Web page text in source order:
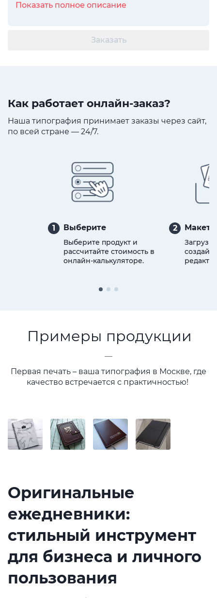
Показать полное описание
Заказать
Как работает онлайн-заказ?
Наша типография принимает заказы через сайт,
по всей стране — 24/7.
1 Выберите
Выберите продукт и
рассчитайте стоимость в
онлайн-калькуляторе.
2 Макет
Примеры продукции
—
Первая печать – ваша типография в Москве, где
качество встречается с практичностью!
Оригинальные
ежедневники:
стильный инструмент
для бизнеса и личного
пользования